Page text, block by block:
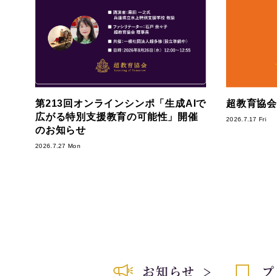
第213回オンラインシンポ「生成AIで
広がる特別支援教育の可能性」開催
のお知らせ
2026.7.27 Mon
超教育協
2026.7.17 Fri
お知らせ